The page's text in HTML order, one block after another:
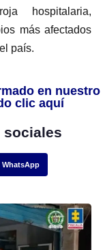
hospitalaria,
más afectados
país.
en nuestro
clic aquí
sociales
WhatsApp